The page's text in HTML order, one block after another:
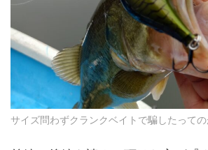
サイズ問わずクランクベイトで騙したって